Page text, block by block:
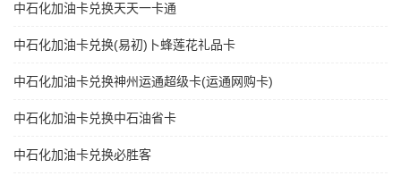
中石化加油卡兑换天天一卡通
中石化加油卡兑换(易初)卜蜂莲花礼品卡
中石化加油卡兑换神州运通超级卡(运通网购卡)
中石化加油卡兑换中石油省卡
中石化加油卡兑换必胜客